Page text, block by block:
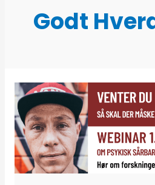
Godt
Venter
du
på
at
blive
rask?